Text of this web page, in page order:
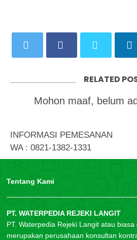
RELATED
Mohon maaf, belum
INFORMASI PEMESANAN
WA : 0821-1382-1331
Tentang Kami
PT. WATERPEDIA REJEKI LANGIT
PT. Waterpedia Rejeki Langit atau biasa
merupakan perusahaan konsultan